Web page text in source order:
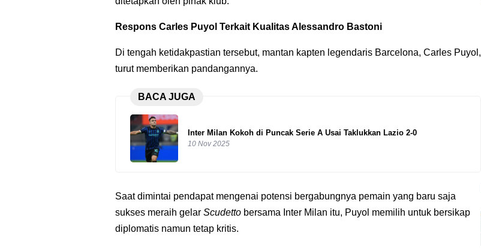
Respons Carles Puyol Terkait Kualitas Alessandro Bastoni
Di tengah ketidakpastian tersebut, mantan kapten legendaris Barcelona, Carles Puyol,
turut memberikan pandangannya.
BACA JUGA
Inter Milan Kokoh di Puncak Serie A Usai Taklukkan Lazio 2-0
10 Nov 2025
Saat dimintai pendapat mengenai potensi bergabungnya pemain yang baru saja
sukses meraih gelar Scudetto bersama Inter Milan itu, Puyol memilih untuk bersikap
diplomatis namun tetap kritis.